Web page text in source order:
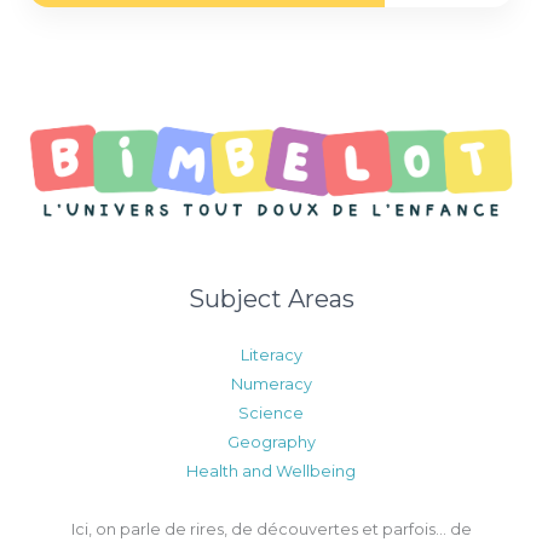
Subject Areas
Literacy
Numeracy
Science
Geography
Health and Wellbeing
Ici, on parle de rires, de découvertes et parfois… de